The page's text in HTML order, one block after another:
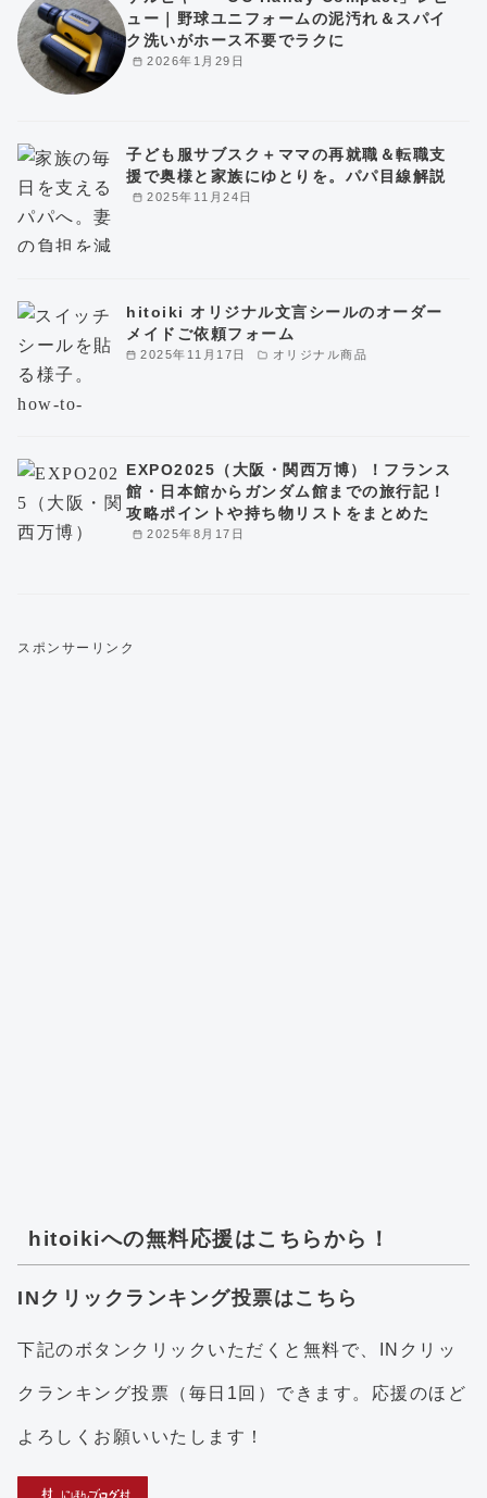
2026年1月29日
ュー｜野球ユニフォームの泥汚れ＆スパイ
ク洗いがホース不要でラクに
2025年11月24日
子ども服サブスク＋ママの再就職＆転職支
援で奥様と家族にゆとりを。パパ目線解説
2025年11月17日 オリジナル商品
hitoiki オリジナル文言シールのオーダー
メイドご依頼フォーム
2025年8月17日
EXPO2025（大阪・関西万博）！フランス
館・日本館からガンダム館までの旅行記！
攻略ポイントや持ち物リストをまとめた
スポンサーリンク
hitoikiへの無料応援はこちらから！
INクリックランキング投票はこちら
下記のボタンクリックいただくと無料で、INクリッ
クランキング投票（毎日1回）できます。応援のほど
よろしくお願いいたします！